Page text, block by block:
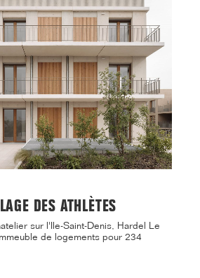
DES ATHLÈTES
sur l'Ile-Saint-Denis, Hardel Le
de logements pour 234